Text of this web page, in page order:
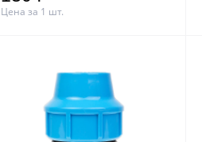
Цена за 1 шт.